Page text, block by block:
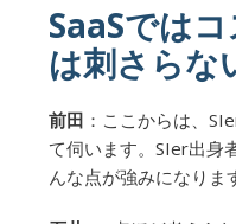
SaaSでは
は刺さらな
前田 ：ここからは、
て伺います。SIer出身
んな点が強みになりま